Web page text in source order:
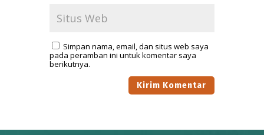
Simpan nama, email, dan situs web saya
pada peramban ini untuk komentar saya
berikutnya.